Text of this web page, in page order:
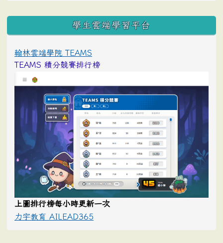
學生雲端學習平台
翰林雲端學院 TEAMS
TEAMS 積分競賽排行榜
上圖排行榜每小時更新一次
力宇教育 AILEAD365